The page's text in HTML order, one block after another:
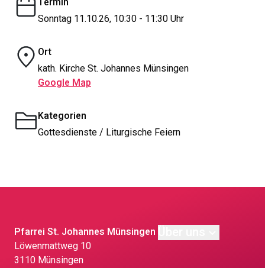
Sonntag 11.10.26, 10:30 - 11:30 Uhr
Ort
kath. Kirche St. Johannes Münsingen
Google Map
Kategorien
Gottesdienste / Liturgische Feiern
Pfarrei St. Johannes Münsingen
Löwen­matt­weg 10
3110 Münsingen